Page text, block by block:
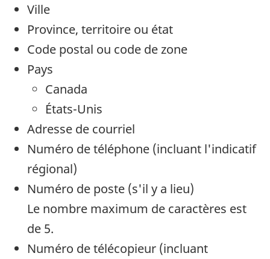
Ville
Province, territoire ou état
Code postal ou code de zone
Pays
Canada
États-Unis
Adresse de courriel
Numéro de téléphone (incluant l'indicatif
régional)
Numéro de poste (s'il y a lieu)
Le nombre maximum de caractères est
de 5.
Numéro de télécopieur (incluant